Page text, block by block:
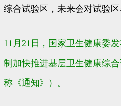
综合试验区，未来会对试验
11月21日，国家卫生健康委
制加快推进基层卫生健康综
称《通知》）。